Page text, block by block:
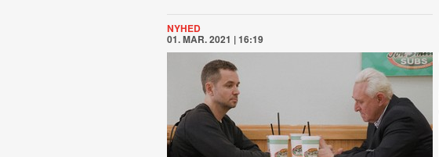
NYHED
01. MAR. 2021 | 16:19